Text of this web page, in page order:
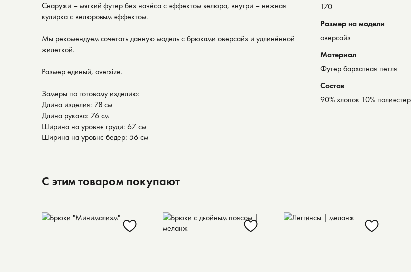
Снаружи – мягкий футер без начёса с эффектом велюра, внутри – нежная
кулирка с велюровым эффектом.
Мы рекомендуем сочетать данную модель с брюками оверсайз и удлинённой
жилеткой.
Размер единый, oversize.
Замеры по готовому изделию:
Длина изделия: 78 см
Длина рукава: 76 см
Ширина на уровне груди: 67 см
Ширина на уровне бедер: 56 см
170
Размер на модели
оверсайз
Материал
Футер бархатная петля
Состав
90% хлопок 10% полиэстер
С этим товаром покупают